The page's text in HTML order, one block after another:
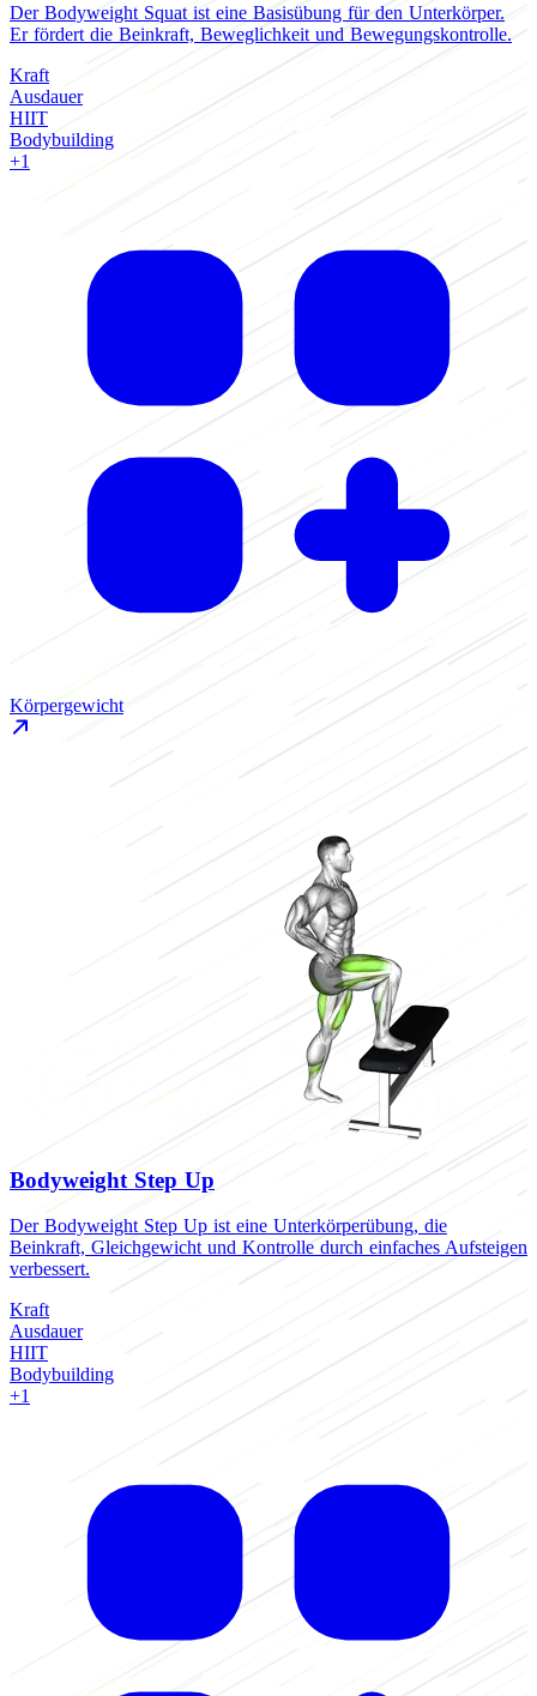
Der Bodyweight Squat ist eine Basisübung für den Unterkörper.
Er fördert die Beinkraft, Beweglichkeit und Bewegungskontrolle.
Kraft
Ausdauer
HIIT
Bodybuilding
+1
Körpergewicht
Bodyweight Step Up
Der Bodyweight Step Up ist eine Unterkörperübung, die
Beinkraft, Gleichgewicht und Kontrolle durch einfaches Aufsteigen
verbessert.
Kraft
Ausdauer
HIIT
Bodybuilding
+1